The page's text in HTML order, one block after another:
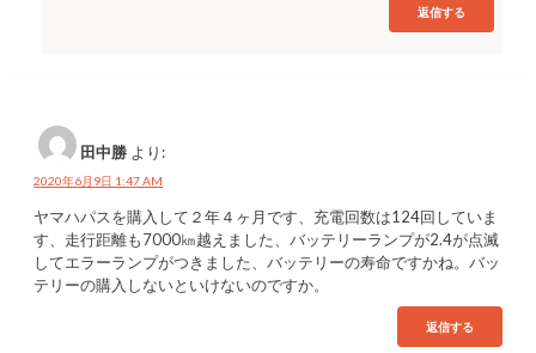
返信する
田中勝 より:
2020年6月9日 1:47 AM
ヤマハパスを購入して２年４ヶ月です、充電回数は124回していま
す、走行距離も7000㎞越えました、バッテリーランプが2.4が点滅
してエラーランプがつきました、バッテリーの寿命ですかね。バッ
テリーの購入しないといけないのですか。
返信する